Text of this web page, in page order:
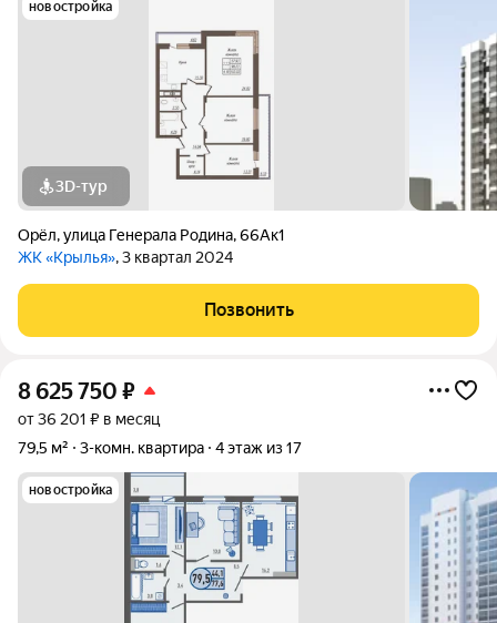
новостройка
3D-тур
Орёл,улица Генерала Родина,66Ак1
ЖК «Крылья», 3 квартал 2024
Позвонить
8 625 750 ₽
от 36 201 ₽ в месяц
79,5 м²
3-комн. квартира 4 этаж из 17
новостройка